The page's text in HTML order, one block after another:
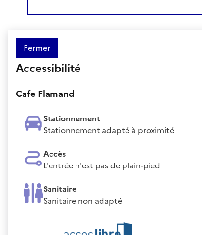
Fermer
Accessibilité
Cafe Flamand
Stationnement
Stationnement adapté à proximité
Accès
L'entrée n'est pas de plain-pied
Sanitaire
Sanitaire non adapté